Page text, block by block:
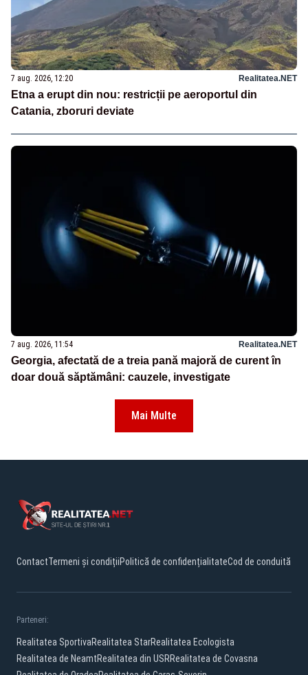
7 aug. 2026, 12:20 Realitatea.NET
Etna a erupt din nou: restricții pe aeroportul din
Catania, zboruri deviate
7 aug. 2026, 11:54 Realitatea.NET
Georgia, afectată de a treia pană majoră de curent în
doar două săptămâni: cauzele, investigate
Mai Multe
ContactTermeni și condițiiPolitică de confidențialitateCod de conduită
Parteneri:
Realitatea SportivaRealitatea StarRealitatea Ecologista
Realitatea de NeamtRealitatea din USRRealitatea de Covasna